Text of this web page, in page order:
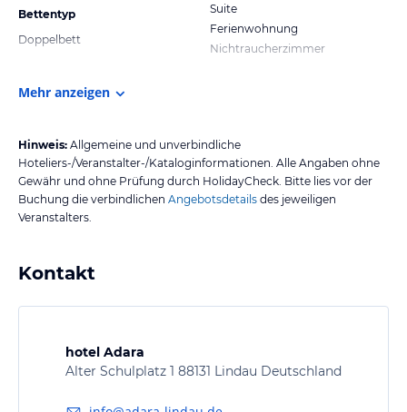
Bettentyp
Doppelbett
Suite
Ferienwohnung
Nichtraucherzimmer
Mehr anzeigen
Hinweis: Allgemeine und unverbindliche
Hoteliers-/Veranstalter-/Kataloginformationen. Alle Angaben ohne
Gewähr und ohne Prüfung durch HolidayCheck. Bitte lies vor der
Buchung die verbindlichen Angebotsdetails des jeweiligen
Veranstalters.
Kontakt
hotel Adara
Alter Schulplatz 1 88131 Lindau Deutschland